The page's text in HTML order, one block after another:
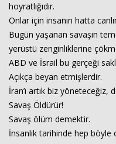
hoyratlığıdır.
Onlar için insanın hatta
Bugün yaşanan savaşın
yerüstü zenginliklerine
ABD ve İsrail bu gerçeği
Açıkça beyan etmişlerdir.
İran’ı artık biz yöneteceğiz,
Savaş Öldürür!
Savaş ölüm demektir.
İnsanlık tarihinde hep böyle